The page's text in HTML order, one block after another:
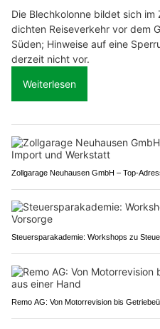
Die Blechkolonne bildet sich im
dichten Reiseverkehr vor dem
Süden; Hinweise auf eine
derzeit nicht vor.
Weiterlesen
Zollgarage Neuhausen GmbH – Top-
Steuersparakademie: Workshops zu
Remo AG: Von Motorrevision bis